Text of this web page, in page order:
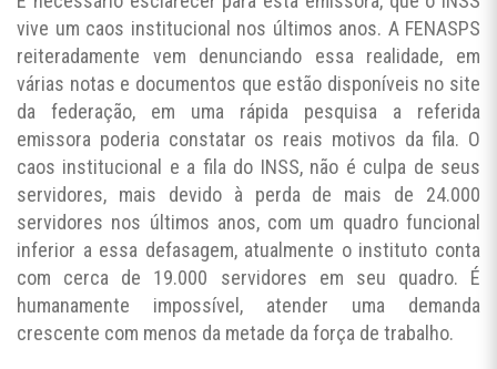
vive um caos institucional nos últimos anos. A FENASPS
reiteradamente vem denunciando essa realidade, em
várias notas e documentos que estão disponíveis no site
da federação, em uma rápida pesquisa a referida
emissora poderia constatar os reais motivos da fila. O
caos institucional e a fila do INSS, não é culpa de seus
servidores, mais devido à perda de mais de 24.000
servidores nos últimos anos, com um quadro funcional
inferior a essa defasagem, atualmente o instituto conta
com cerca de 19.000 servidores em seu quadro. É
humanamente impossível, atender uma demanda
crescente com menos da metade da força de trabalho.